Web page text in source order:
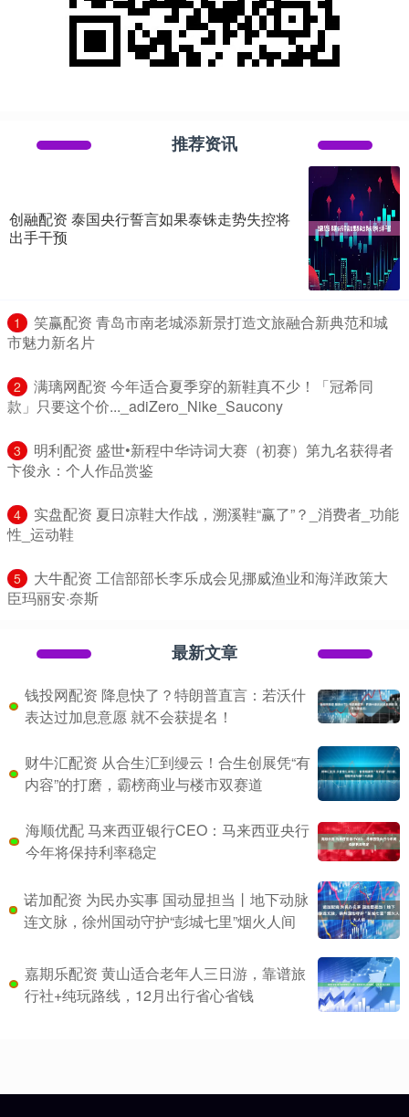
推荐资讯
创融配资 泰国央行誓言如果泰铢走势失控将
出手干预
1
​笑赢配资 青岛市南老城添新景打造文旅融合新典范和城
市魅力新名片
2
​满璃网配资 今年适合夏季穿的新鞋真不少！「冠希同
款」只要这个价..._adiZero_Nike_Saucony
3
​明利配资 盛世•新程中华诗词大赛（初赛）第九名获得者
卞俊永：个人作品赏鉴
4
​实盘配资 夏日凉鞋大作战，溯溪鞋“赢了”？_消费者_功能
性_运动鞋
5
​大牛配资 工信部部长李乐成会见挪威渔业和海洋政策大
臣玛丽安·奈斯
最新文章
钱投网配资 降息快了？特朗普直言：若沃什
表达过加息意愿 就不会获提名！
财牛汇配资 从合生汇到缦云！合生创展凭“有
内容”的打磨，霸榜商业与楼市双赛道
海顺优配 马来西亚银行CEO：马来西亚央行
今年将保持利率稳定
诺加配资 为民办实事 国动显担当丨地下动脉
连文脉，徐州国动守护“彭城七里”烟火人间
嘉期乐配资 黄山适合老年人三日游，靠谱旅
行社+纯玩路线，12月出行省心省钱